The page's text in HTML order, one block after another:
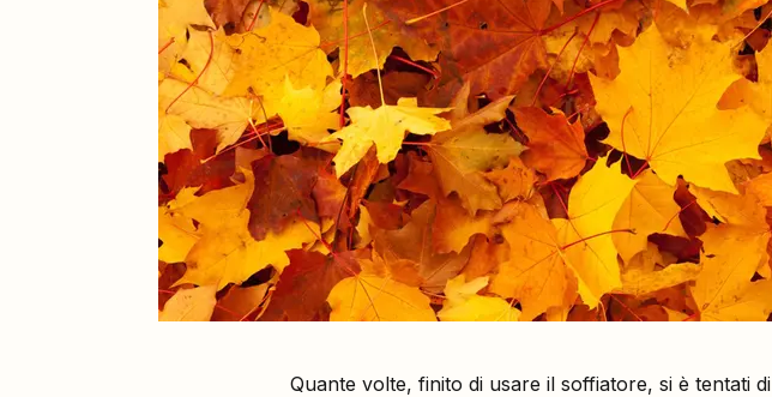
Quante volte, finito di usare il soffiatore, si è tentati